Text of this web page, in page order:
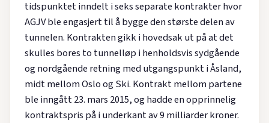
tidspunktet inndelt i seks separate kontrakter hvor
AGJV ble engasjert til å bygge den største delen av
tunnelen. Kontrakten gikk i hovedsak ut på at det
skulles bores to tunnelløp i henholdsvis sydgående
og nordgående retning med utgangspunkt i Åsland,
midt mellom Oslo og Ski. Kontrakt mellom partene
ble inngått 23. mars 2015, og hadde en opprinnelig
kontraktspris på i underkant av 9 milliarder kroner.